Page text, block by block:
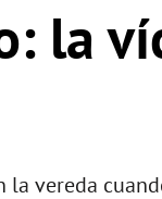
la
la vereda